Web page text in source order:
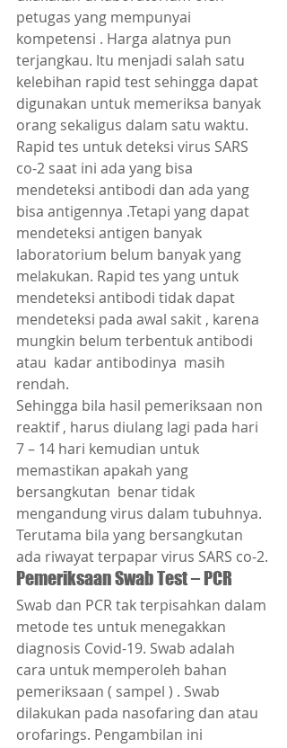
petugas yang mempunyai
kompetensi . Harga alatnya pun
terjangkau. Itu menjadi salah satu
kelebihan rapid test sehingga dapat
digunakan untuk memeriksa banyak
orang sekaligus dalam satu waktu.
Rapid tes untuk deteksi virus SARS
co-2 saat ini ada yang bisa
mendeteksi antibodi dan ada yang
bisa antigennya .Tetapi yang dapat
mendeteksi antigen banyak
laboratorium belum banyak yang
melakukan. Rapid tes yang untuk
mendeteksi antibodi tidak dapat
mendeteksi pada awal sakit , karena
mungkin belum terbentuk antibodi
atau  kadar antibodinya  masih
rendah.
Sehingga bila hasil pemeriksaan non
reaktif , harus diulang lagi pada hari
7 – 14 hari kemudian untuk
memastikan apakah yang
bersangkutan  benar tidak
mengandung virus dalam tubuhnya.
Terutama bila yang bersangkutan
ada riwayat terpapar virus SARS co-2.
Pemeriksaan Swab Test – PCR
Swab dan PCR tak terpisahkan dalam
metode tes untuk menegakkan
diagnosis Covid-19. Swab adalah
cara untuk memperoleh bahan
pemeriksaan ( sampel ) . Swab
dilakukan pada nasofaring dan atau
orofarings. Pengambilan ini